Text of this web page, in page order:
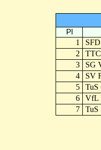
Pl
1
2
3
SG
4
SV
5
TuS
6
VfL
7
TuS